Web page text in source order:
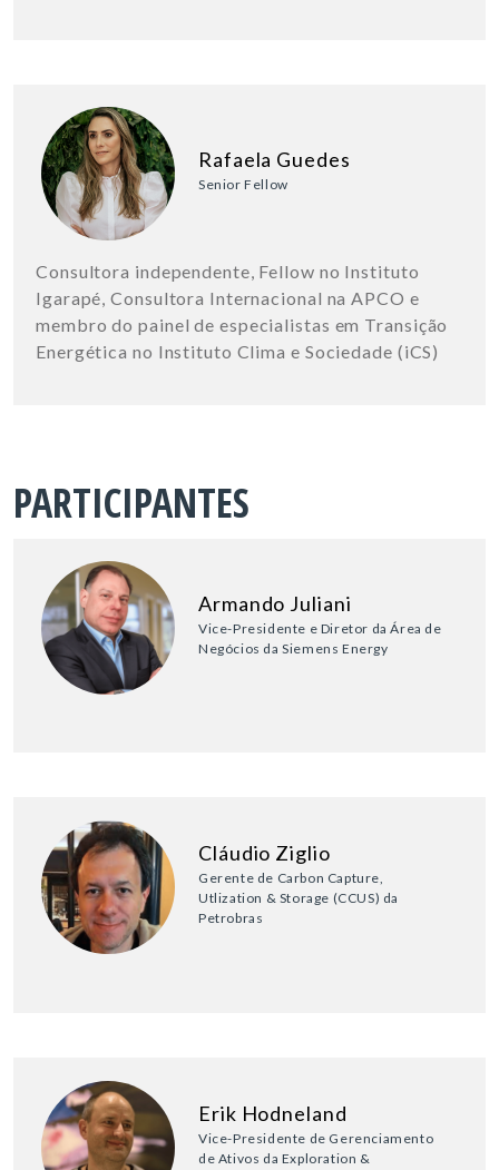
Rafaela Guedes
Senior Fellow
Consultora independente, Fellow no Instituto
Igarapé, Consultora Internacional na APCO e
membro do painel de especialistas em Transição
Energética no Instituto Clima e Sociedade (iCS)
PARTICIPANTES
Armando Juliani
Vice-Presidente e Diretor da Área de
Negócios da Siemens Energy
Cláudio Ziglio
Gerente de Carbon Capture,
Utlization & Storage (CCUS) da
Petrobras
Erik Hodneland
Vice-Presidente de Gerenciamento
de Ativos da Exploration &